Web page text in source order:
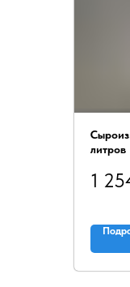
литров
1